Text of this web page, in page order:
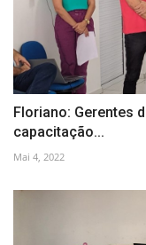
Floriano: Gerentes
capacitação...
Mai 4, 2022